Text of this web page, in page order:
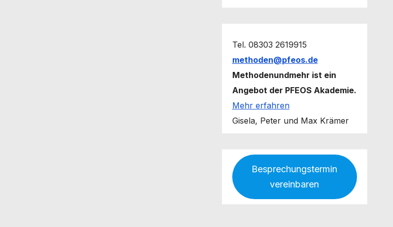
Tel. 08303 2619915
methoden@pfeos.de
Methodenundmehr ist ein
Angebot der PFEOS Akademie.
Mehr erfahren
Gisela, Peter und Max Krämer
Besprechungstermin
vereinbaren